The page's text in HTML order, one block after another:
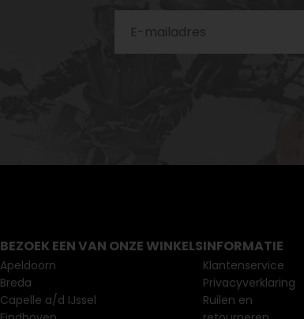
BEZOEK EEN VAN ONZE WINKELS
Apeldoorn
Breda
Capelle a/d IJssel
INFORMATIE
Klantenservice
Privacyverklaring
Ruilen en